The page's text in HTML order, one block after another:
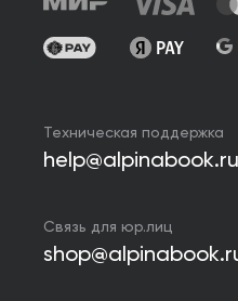
Техническая поддержка
help@alpinabook.ru
Связь для юр.лиц